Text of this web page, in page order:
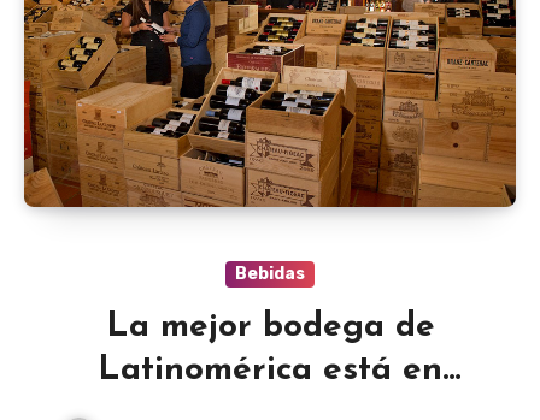
Bebidas
La mejor bodega de
Latinomérica está en